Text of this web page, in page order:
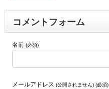
コメントフォーム
名前 (必須)
メールアドレス (公開されません) (必須)